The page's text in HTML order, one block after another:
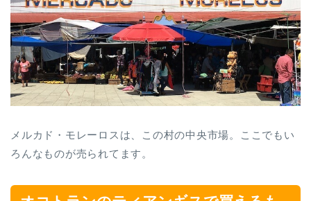
メルカド・モレーロスは、この村の中央市場。ここでもい
ろんなものが売られてます。